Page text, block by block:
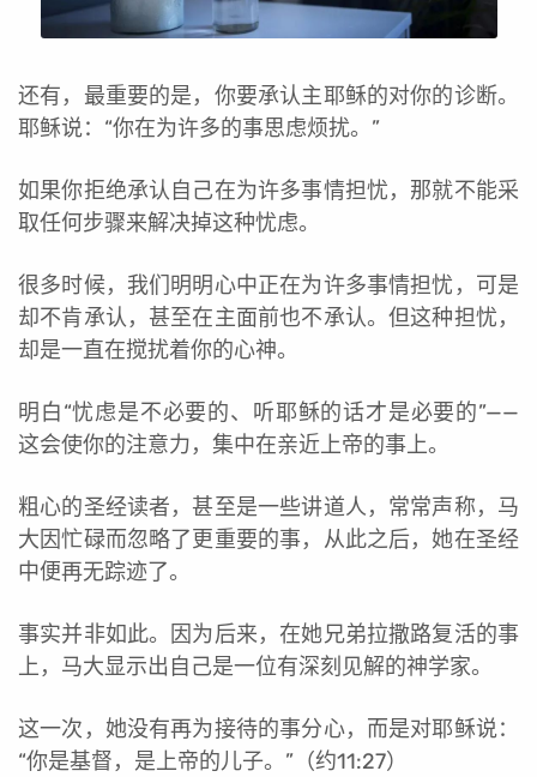
还有，最重要的是，你要承认主耶稣的对你的诊断。
耶稣说：“你在为许多的事思虑烦扰。”
如果你拒绝承认自己在为许多事情担忧，那就不能采
取任何步骤来解决掉这种忧虑。
很多时候，我们明明心中正在为许多事情担忧，可是
却不肯承认，甚至在主面前也不承认。但这种担忧，
却是一直在搅扰着你的心神。
明白“忧虑是不必要的、听耶稣的话才是必要的”——
这会使你的注意力，集中在亲近上帝的事上。
粗心的圣经读者，甚至是一些讲道人，常常声称，马
大因忙碌而忽略了更重要的事，从此之后，她在圣经
中便再无踪迹了。
事实并非如此。因为后来，在她兄弟拉撒路复活的事
上，马大显示出自己是一位有深刻见解的神学家。
这一次，她没有再为接待的事分心，而是对耶稣说：
“你是基督，是上帝的儿子。”（约11:27）